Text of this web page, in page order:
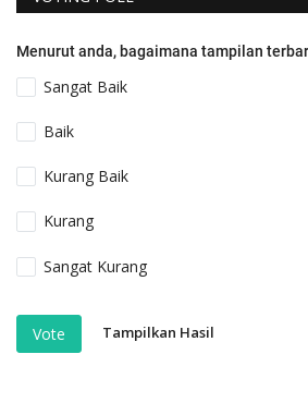
Menurut anda, bagaimana tampilan
Sangat Baik
Baik
Kurang Baik
Kurang
Sangat Kurang
Vote Tampilkan Hasil